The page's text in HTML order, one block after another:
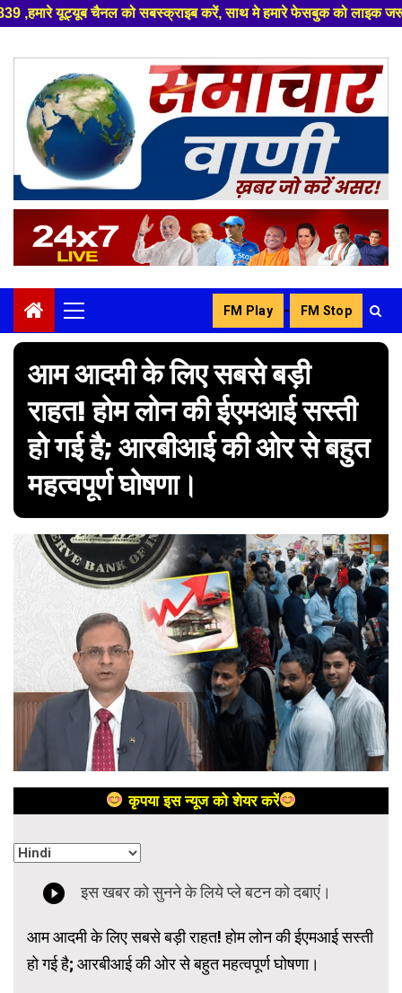
को सबस्क्राइब करें, साथ मे हमारे फेसबुक को लाइक जरूर करें ,
content
Primary
Menu
FM Play - FM Stop
आम आदमी के लिए सबसे बड़ी
राहत! होम लोन की ईएमआई सस्ती
हो गई है; आरबीआई की ओर से बहुत
महत्वपूर्ण घोषणा।
कृपया इस न्यूज को शेयर करें
आम आदमी के लिए सबसे बड़ी राहत! होम लोन की ईएमआई सस्ती
हो गई है; आरबीआई की ओर से बहुत महत्वपूर्ण घोषणा।